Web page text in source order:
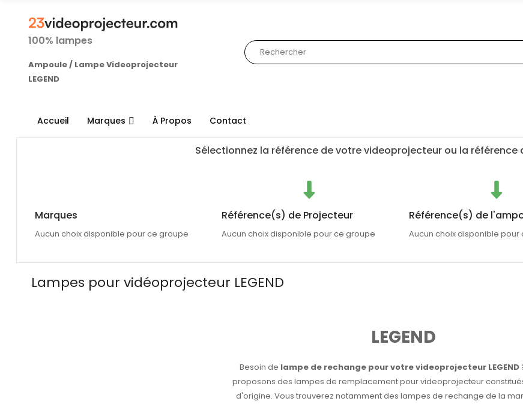
100% lampes
Ampoule / Lampe Videoprojecteur
LEGEND
Accueil Marques À Propos Contact
Sélectionnez la référence de votre videoprojecteur ou la référence
Marques
Aucun choix disponible pour ce groupe
Référence(s) de Projecteur
Aucun choix disponible pour ce groupe
Référence(s) de
Aucun choix disponible pour
Lampes pour vidéoprojecteur LEGEND
LEGEND
Besoin de lampe de rechange pour votre videoprojecteur LEGEND
proposons des lampes de remplacement pour videoprojecteur
d'origine. Vous trouverez notamment des lampes de rechange de la